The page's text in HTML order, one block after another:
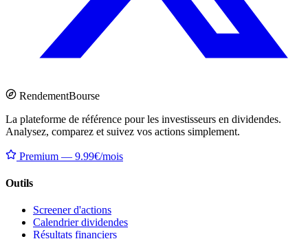
RendementBourse
La plateforme de référence pour les investisseurs en dividendes.
Analysez, comparez et suivez vos actions simplement.
Premium — 9.99€/mois
Outils
Screener d'actions
Calendrier dividendes
Résultats financiers